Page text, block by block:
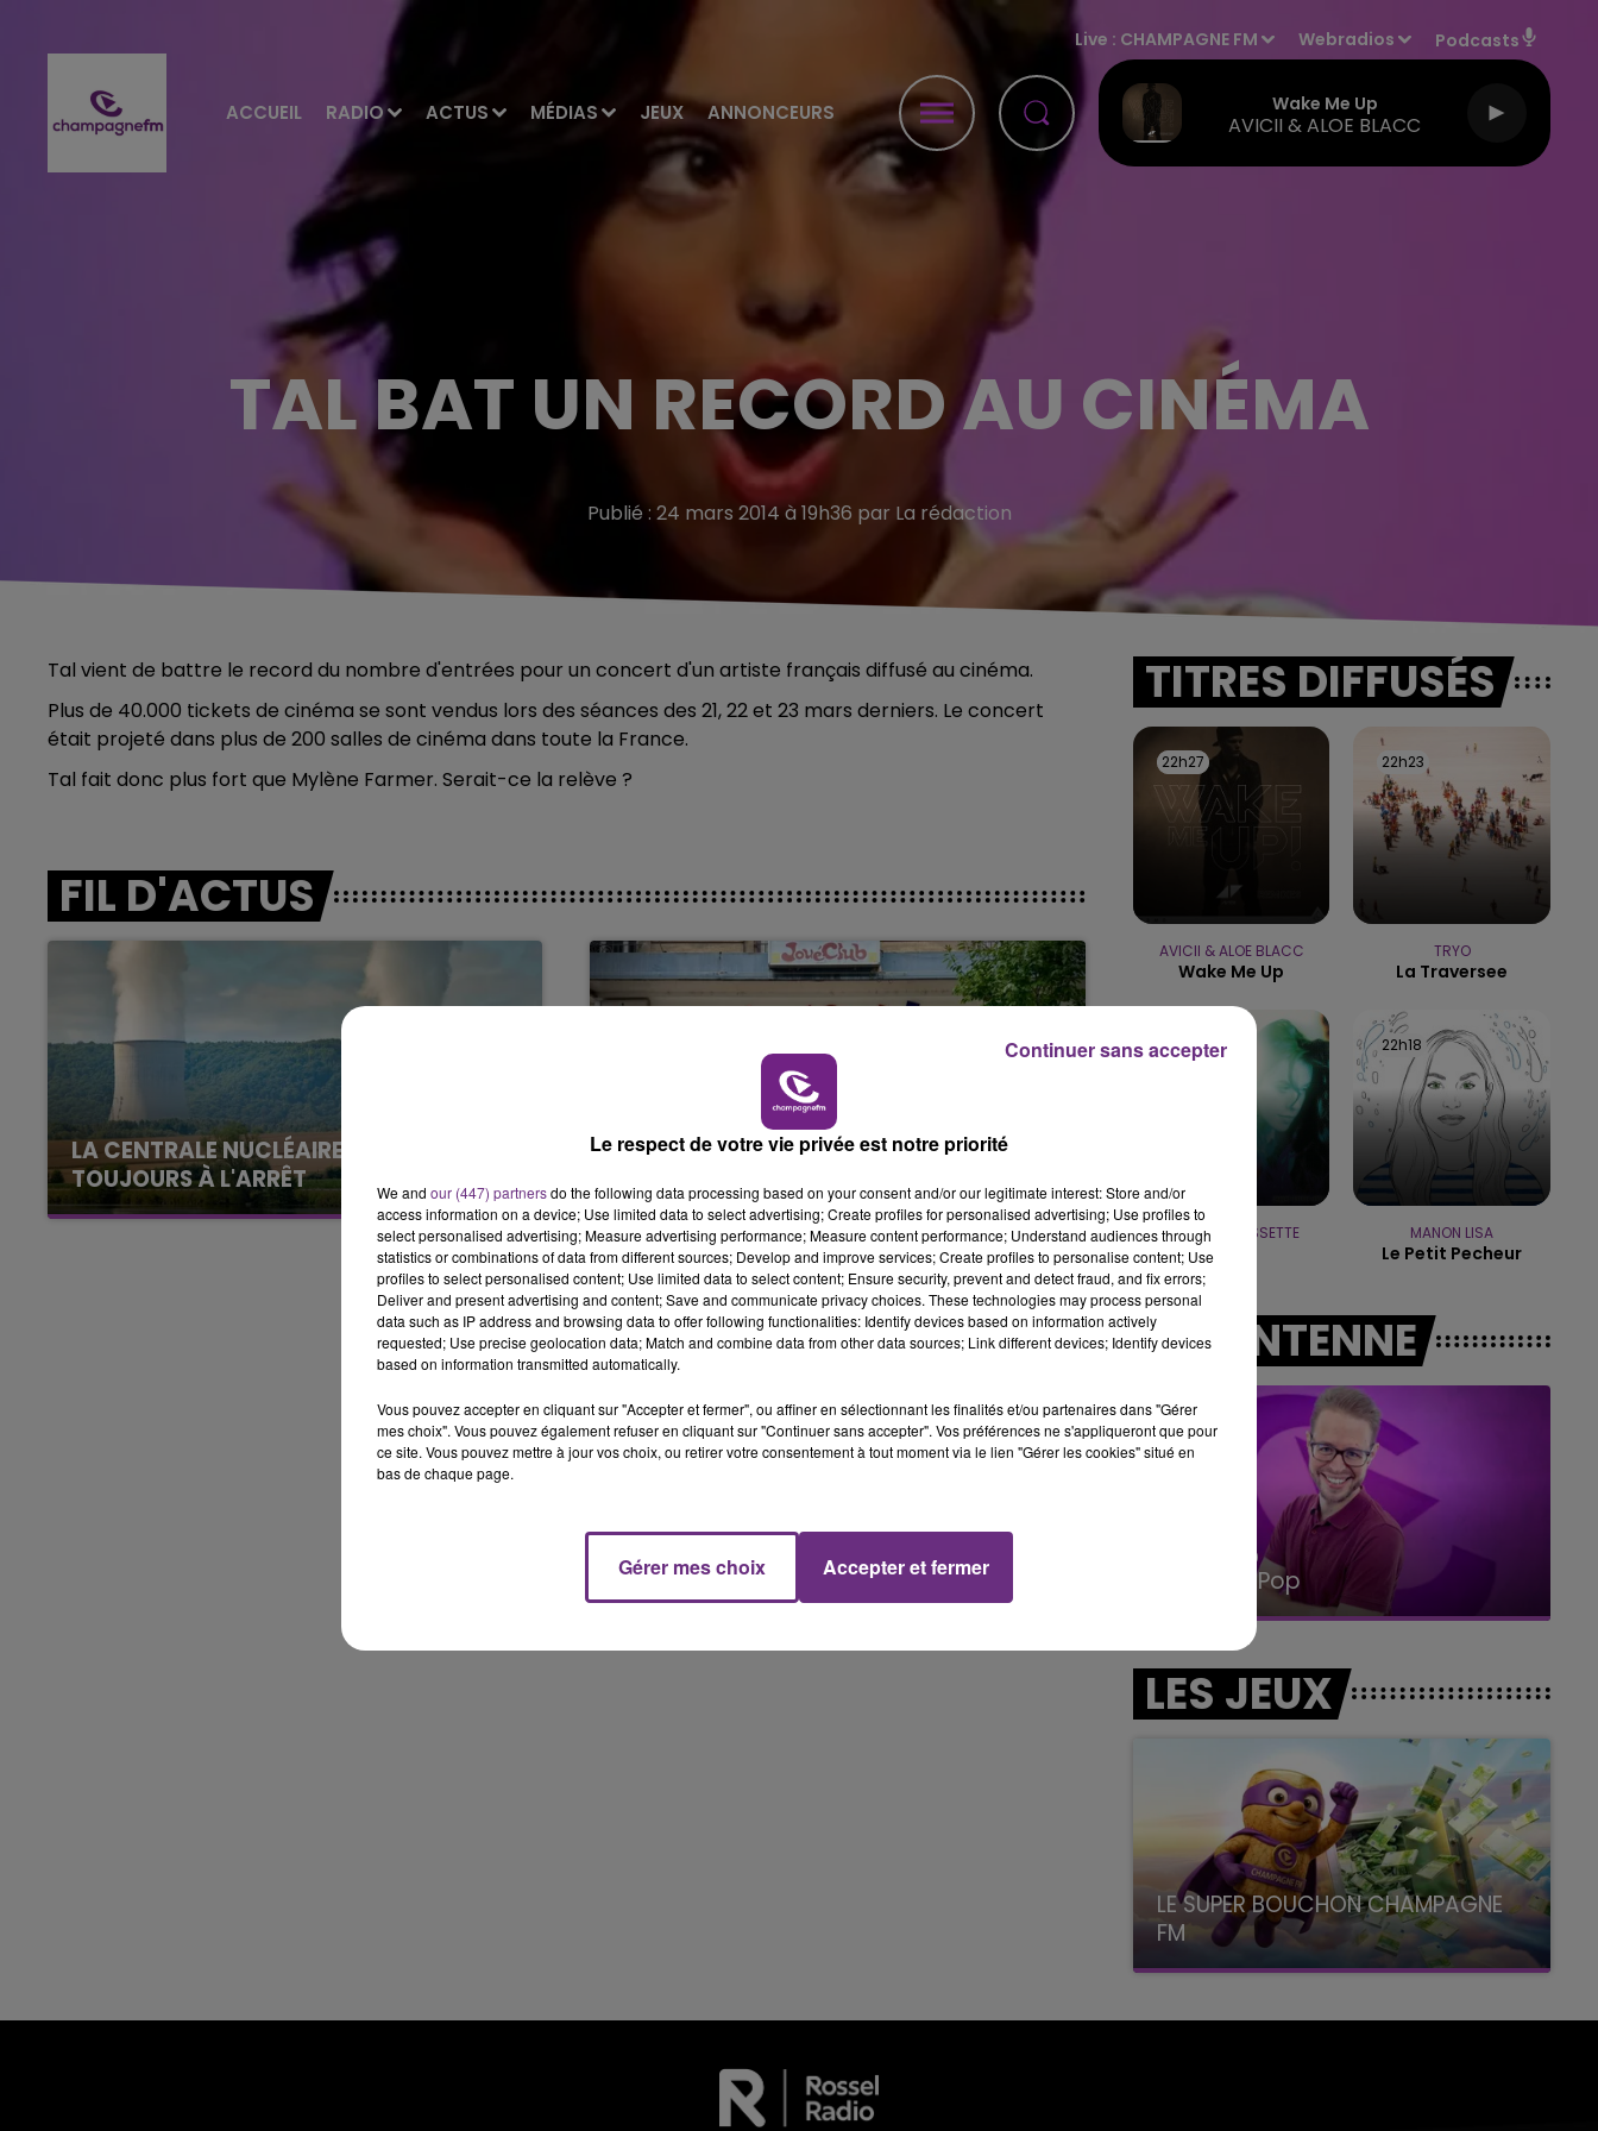
ACCUEIL RADIO ACTUS MÉDIAS JEUX ANNONCEURS
Live : CHAMPAGNE FM Webradios Podcasts
Wake Me Up
AVICII & ALOE BLACC
5h00 - 6h00
LE BEST OF DE LA FAMILLE
CHAMPAGNE FM
10h00 - 14h00
LE TICKET DE CAISSE
TAL BAT UN RECORD AU CINÉMA
Publié : 24 mars 2014 à 19h36 par La rédaction
Tal vient de battre le record du nombre d'entrées pour un concert d'un artiste français diffusé au cinéma.
Plus de 40.000 tickets de cinéma se sont vendus lors des séances des 21, 22 et 23 mars derniers. Le concert
était projeté dans plus de 200 salles de cinéma dans toute la France.
Tal fait donc plus fort que Mylène Farmer. Serait-ce la relève ?
FIL D'ACTUS
LA CENTRALE NUCLÉAIRE DE CHOOZ
TOUJOURS À L'ARRÊT
Cela fait déjà une semaine que la centrale
nucléaire ardennaise est à l'arrêt. Une situation
justifiée par la sécheresse intense qui est
LE MAGASIN JOUÉCLUB DE REIMS FERME
C'était l'une des institutions du centre-ville
rémois. Le magasin JouéClub est contraint de
fermer ses portes.
TITRES DIFFUSÉS
22h27
22h27
AVICII & ALOE BLACC
Wake Me Up
22h23
22h23
TRYO
La Traversee
22h20
22h20
ALANIS MORISSETTE
Ironic
22h18
22h18
MANON LISA
Le Petit Pecheur
A L'ANTENNE
10h00 - 14h00
LE TICKET DE CAISSE
14h00 - 15h00
La Radio Pop
LES JEUX
LE SUPER BOUCHON CHAMPAGNE
FM
avec La Famille Champagne FM, à 8H10
Le respect de votre vie privée est notre priorité
We and our (447) partnersdo the following data processing based on your consent and/or our legitimate interest: Store and/or
access information on a device; Use limited data to select advertising; Create profiles for personalised advertising; Use profiles to
select personalised advertising; Measure advertising performance; Measure content performance; Understand audiences through
statistics or combinations of data from different sources; Develop and improve services; Create profiles to personalise content; Use
profiles to select personalised content; Use limited data to select content; Ensure security, prevent and detect fraud, and fix errors;
Deliver and present advertising and content; Save and communicate privacy choices. These technologies may process personal
data such as IP address and browsing data to offer following functionalities: Identify devices based on information actively
requested; Use precise geolocation data; Match and combine data from other data sources; Link different devices; Identify devices
based on information transmitted automatically.
Vous pouvez accepter en cliquant sur "Accepter et fermer", ou affiner en sélectionnant les finalités et/ou partenaires dans "Gérer
mes choix". Vous pouvez également refuser en cliquant sur "Continuer sans accepter". Vos préférences ne s'appliqueront que pour
ce site. Vous pouvez mettre à jour vos choix, ou retirer votre consentement à tout moment via le lien "Gérer les cookies" situé en
bas de chaque page.
Gérer mes choix Accepter et fermer
Continuer sans accepter